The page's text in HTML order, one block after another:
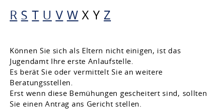
R S T U V W X Y Z
Können Sie sich als Eltern nicht einigen, ist das
Jugendamt Ihre erste Anlaufstelle.
Es berät Sie oder vermittelt Sie an weitere
Beratungsstellen.
Erst wenn diese Bemühungen gescheitert sind, sollten
Sie einen Antrag ans Gericht stellen.